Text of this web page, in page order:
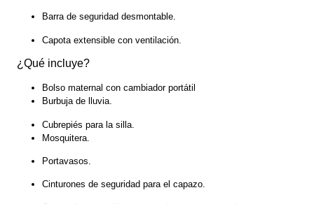
Barra de seguridad desmontable.
Capota extensible con ventilación.
¿Qué incluye?
Bolso maternal con cambiador portátil
Burbuja de lluvia.
Cubrepiés para la silla.
Mosquitera.
Portavasos.
Cinturones de seguridad para el capazo.